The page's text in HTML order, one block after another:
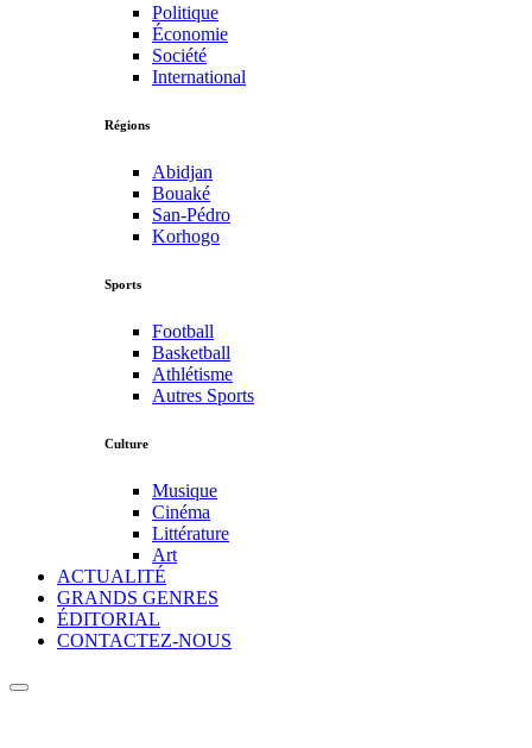
Politique
Économie
Société
International
Régions
Abidjan
Bouaké
San-Pédro
Korhogo
Sports
Football
Basketball
Athlétisme
Autres Sports
Culture
Musique
Cinéma
Littérature
Art
ACTUALITÉ
GRANDS GENRES
ÉDITORIAL
CONTACTEZ-NOUS